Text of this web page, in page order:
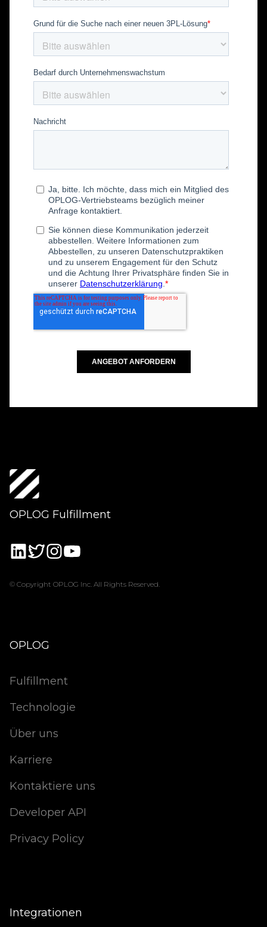
OPLOG Fulfillment
© Copyright OPLOG Inc. All Rights Reserved.
OPLOG
Fulfillment
Technologie
Über uns
Karriere
Kontaktiere uns
Developer API
Privacy Policy
Integrationen